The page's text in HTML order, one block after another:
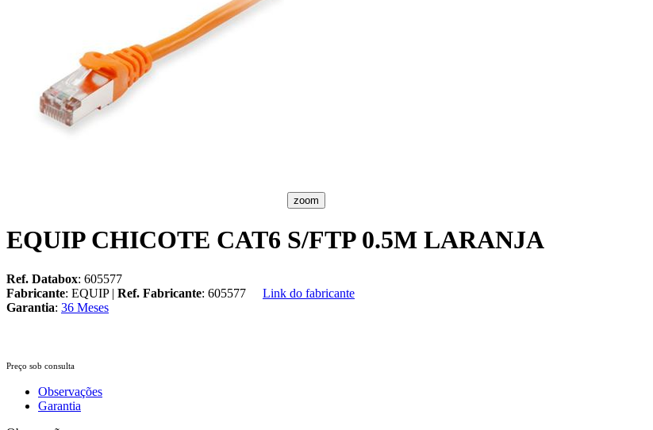
zoom
EQUIP CHICOTE CAT6 S/FTP 0.5M LARANJA
Ref. Databox: 605577
Fabricante: EQUIP | Ref. Fabricante: 605577
Link do fabricante
Garantia: 36 Meses
Preço sob consulta
Observações
Garantia